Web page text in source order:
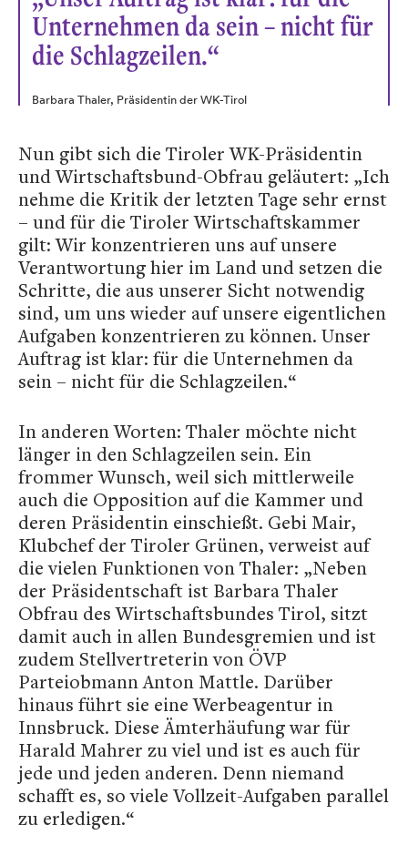
Unternehmen da sein – nicht für
die Schlagzeilen.“
Barbara Thaler, Präsidentin der WK-Tirol
Nun gibt sich die Tiroler WK-Präsidentin
und Wirtschaftsbund-Obfrau geläutert: „Ich
nehme die Kritik der letzten Tage sehr ernst
– und für die Tiroler Wirtschaftskammer
gilt: Wir konzentrieren uns auf unsere
Verantwortung hier im Land und setzen die
Schritte, die aus unserer Sicht notwendig
sind, um uns wieder auf unsere eigentlichen
Aufgaben konzentrieren zu können. Unser
Auftrag ist klar: für die Unternehmen da
sein – nicht für die Schlagzeilen.“
In anderen Worten: Thaler möchte nicht
länger in den Schlagzeilen sein. Ein
frommer Wunsch, weil sich mittlerweile
auch die Opposition auf die Kammer und
deren Präsidentin einschießt. Gebi Mair,
Klubchef der Tiroler Grünen, verweist auf
die vielen Funktionen von Thaler: „Neben
der Präsidentschaft ist Barbara Thaler
Obfrau des Wirtschaftsbundes Tirol, sitzt
damit auch in allen Bundesgremien und ist
zudem Stellvertreterin von ÖVP
Parteiobmann Anton Mattle. Darüber
hinaus führt sie eine Werbeagentur in
Innsbruck. Diese Ämterhäufung war für
Harald Mahrer zu viel und ist es auch für
jede und jeden anderen. Denn niemand
schafft es, so viele Vollzeit-Aufgaben parallel
zu erledigen.“